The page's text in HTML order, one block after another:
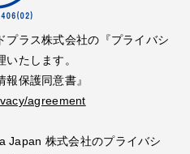
プラス株式会社の『プライバシ
たします。
保護同意書』
agreement
Japan 株式会社のプライバシ